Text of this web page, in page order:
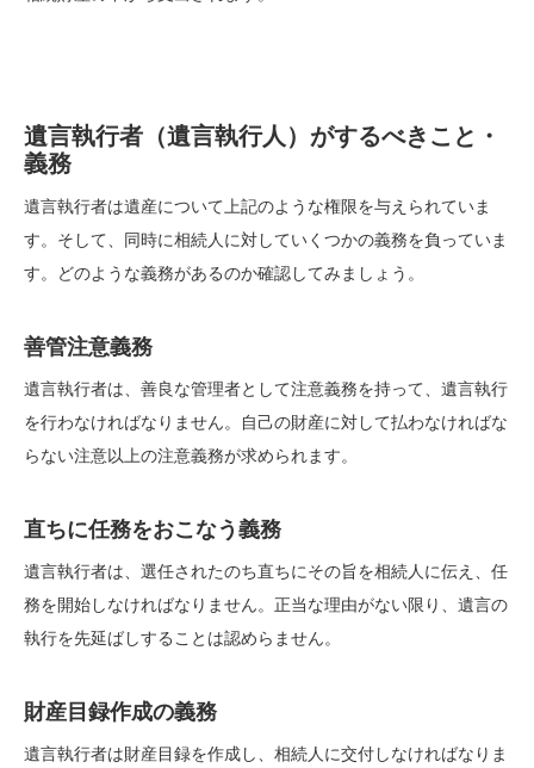
遺言執行者（遺言執行人）がするべきこと・
義務
遺言執行者は遺産について上記のような権限を与えられていま
す。そして、同時に相続人に対していくつかの義務を負っていま
す。どのような義務があるのか確認してみましょう。
善管注意義務
遺言執行者は、善良な管理者として注意義務を持って、遺言執行
を行わなければなりません。自己の財産に対して払わなければな
らない注意以上の注意義務が求められます。
直ちに任務をおこなう義務
遺言執行者は、選任されたのち直ちにその旨を相続人に伝え、任
務を開始しなければなりません。正当な理由がない限り、遺言の
執行を先延ばしすることは認めらません。
財産目録作成の義務
遺言執行者は財産目録を作成し、相続人に交付しなければなりま